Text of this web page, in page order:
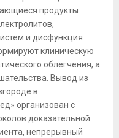
продукты
и дисфункция
клиническую
облегчения, а
Вывод из
в
организован с
доказательной
непрерывный